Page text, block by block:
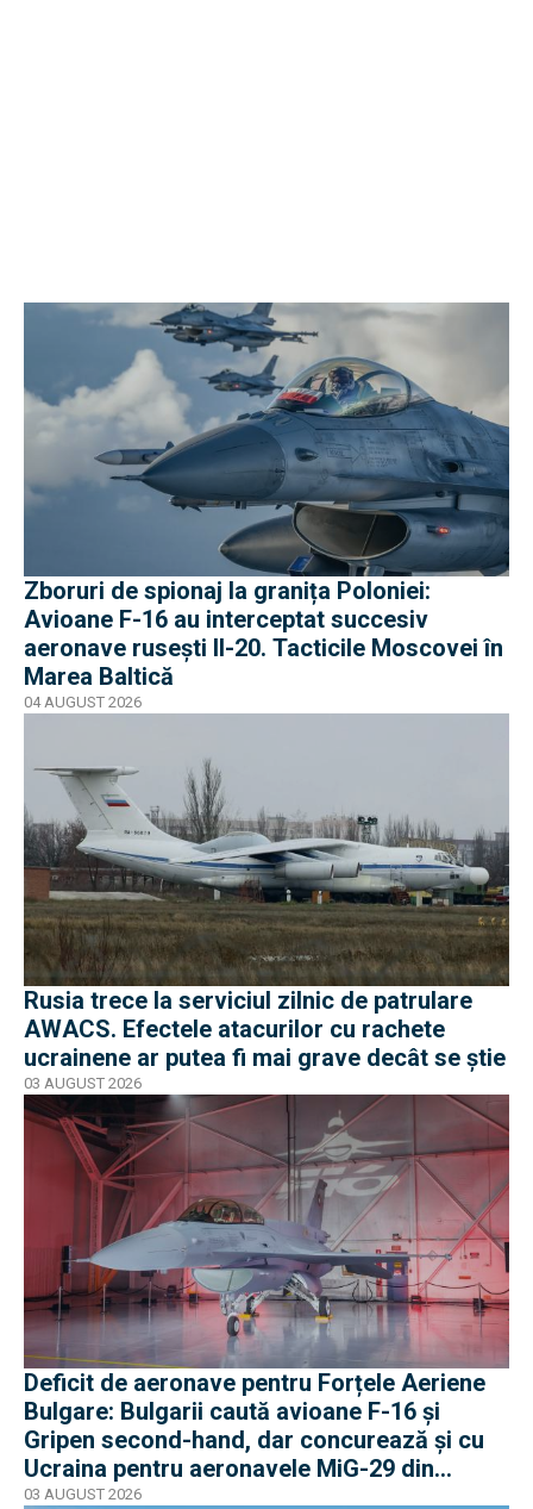
Zboruri de spionaj la granița Poloniei:
Avioane F-16 au interceptat succesiv
aeronave rusești Il-20. Tacticile Moscovei în
Marea Baltică
04 AUGUST 2026
Rusia trece la serviciul zilnic de patrulare
AWACS. Efectele atacurilor cu rachete
ucrainene ar putea fi mai grave decât se știe
03 AUGUST 2026
Deficit de aeronave pentru Forțele Aeriene
Bulgare: Bulgarii caută avioane F-16 și
Gripen second-hand, dar concurează și cu
Ucraina pentru aeronavele MiG-29 din
Polonia
03 AUGUST 2026